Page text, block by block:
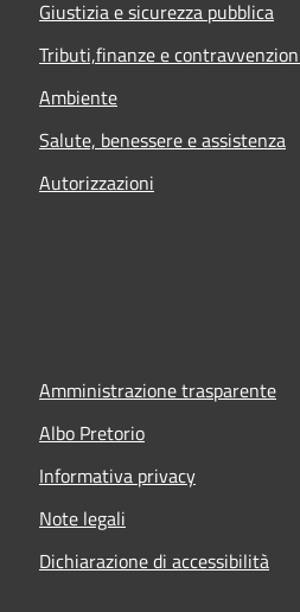
Giustizia e sicurezza pubblica
Tributi,finanze e
Ambiente
Salute, benessere e assistenza
Autorizzazioni
Amministrazione trasparente
Albo Pretorio
Informativa privacy
Note legali
Dichiarazione di accessibilità